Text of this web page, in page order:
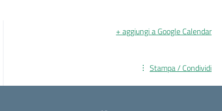
+ aggiungi a Google Calendar
Stampa / Condividi